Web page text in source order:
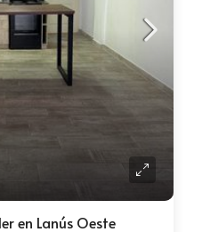
en Lanús Oeste